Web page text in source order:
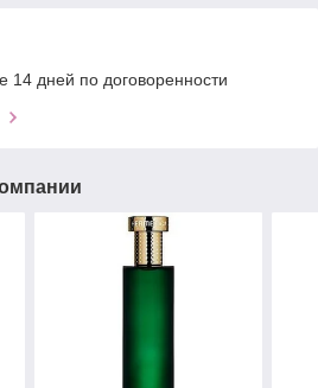
14 дней по договоренности